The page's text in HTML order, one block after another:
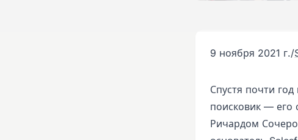
9 ноября 2021 г./
Спустя почти
поисковик — его
Ричардом